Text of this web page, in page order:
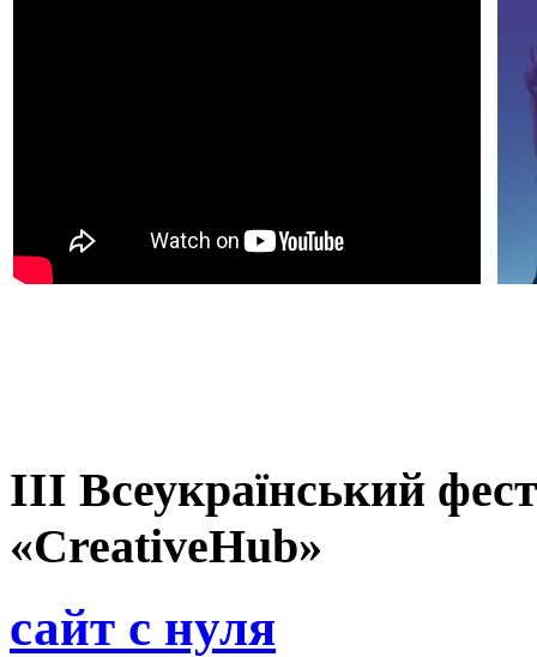
ІIІ Всеукраїнський
«CreativeHub»
сайт с нуля